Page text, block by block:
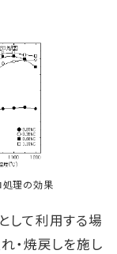
処理の効果
して利用する場
・焼戻しを施し